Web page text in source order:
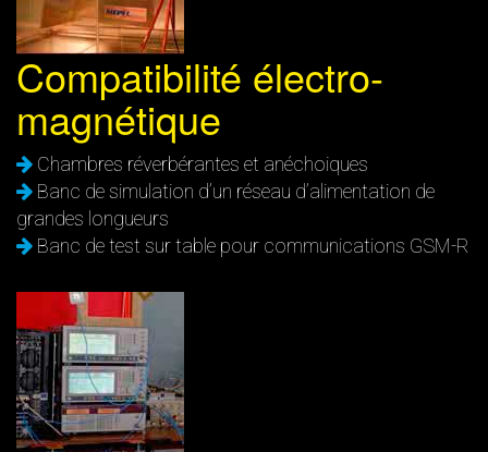
Compatibilité électro-
magnétique
Chambres réverbérantes et anéchoiques
Banc de simulation d’un réseau d’alimentation de
grandes longueurs
Banc de test sur table pour communications GSM-R